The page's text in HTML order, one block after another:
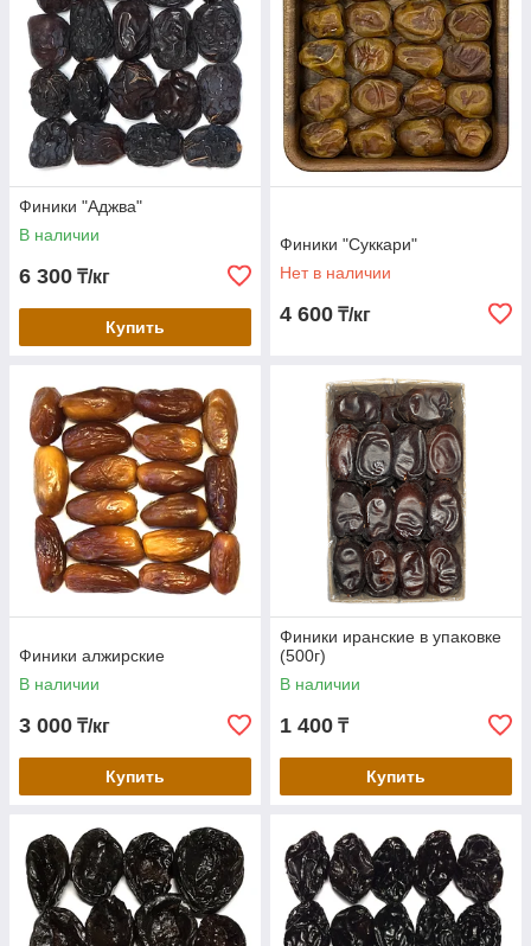
Финики "Аджва"
В наличии
6 300 ₸/кг
Купить
Финики "Суккари"
Нет в наличии
4 600 ₸/кг
Финики алжирские
В наличии
3 000 ₸/кг
Купить
Финики иранские в упаковке
(500г)
В наличии
1 400 ₸
Купить